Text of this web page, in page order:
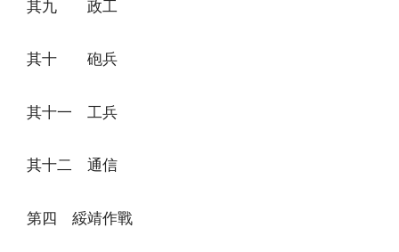
其九 政工
其十 砲兵
其十一 工兵
其十二 通信
第四 綏靖作戰